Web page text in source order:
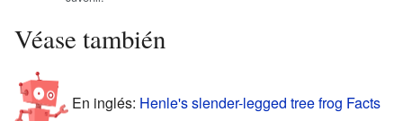
Véase también
En inglés: Henle's slender-legged tree frog Facts